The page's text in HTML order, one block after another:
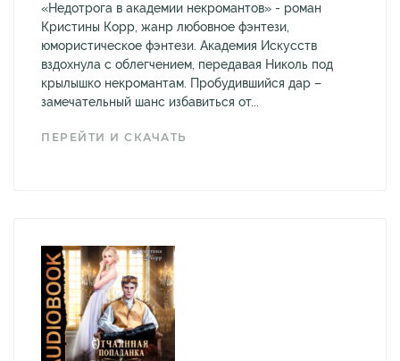
«Недотрога в академии некромантов» - роман
Кристины Корр, жанр любовное фэнтези,
юмористическое фэнтези. Академия Искусств
вздохнула с облегчением, передавая Николь под
крылышко некромантам. Пробудившийся дар –
замечательный шанс избавиться от...
ПЕРЕЙТИ И СКАЧАТЬ